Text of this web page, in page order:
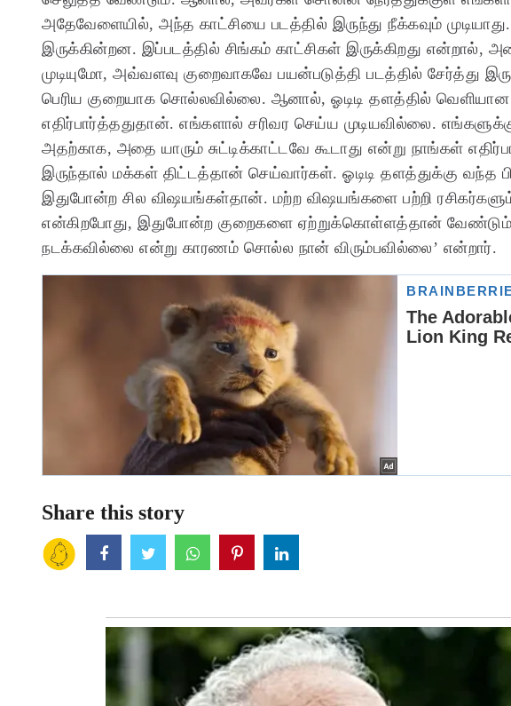
அதேவேளையில், அந்த காட்சியை படத்தில் இருந்து நீக்கவும்
இருக்கின்றன. இப்படத்தில் சிங்கம் காட்சிகள் இருக்கிறது என்றால்,
முடியுமோ, அவ்வளவு குறைவாகவே பயன்படுத்தி படத்தில் சேர்த்து
பெரிய குறையாக சொல்லவில்லை. ஆனால், ஓடிடி தளத்தில் வெளியான
எதிர்பார்த்ததுதான். எங்களால் சரிவர செய்ய முடியவில்லை.
அதற்காக, அதை யாரும் சுட்டிக்காட்டவே கூடாது என்று நாங்கள்
இருந்தால் மக்கள் திட்டத்தான் செய்வார்கள். ஓடிடி தளத்துக்கு வந்த
இதுபோன்ற சில விஷயங்கள்தான். மற்ற விஷயங்களை பற்றி
என்கிறபோது, இதுபோன்ற குறைகளை ஏற்றுக்கொள்ளத்தான்
நடக்கவில்லை என்று காரணம் சொல்ல நான் விரும்பவில்லை’ என்றார்.
Share this story